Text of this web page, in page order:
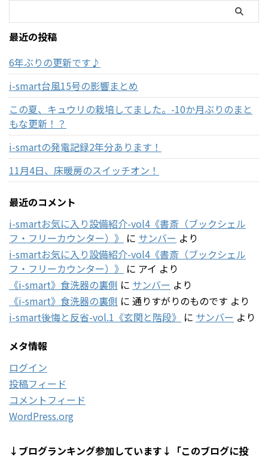
最近の投稿
6年ぶりの更新です♪
i-smart台風15号の影響まとめ
この夏、キュウリの栽培してました。-10か月ぶりのまと
もな更新！？
i-smartの発電記録2年分あります！
11月4日、床暖房のスイッチオン！
最近のコメント
i-smartお気に入り設備紹介-vol4《書斎（ブックシェル
フ・フリーカウンター）》 に サンバー より
i-smartお気に入り設備紹介-vol4《書斎（ブックシェル
フ・フリーカウンター）》 に アイ より
《i-smart》食洗器の裏側 に サンバー より
《i-smart》食洗器の裏側 に 通りすがりのものです より
i-smart後悔と反省-vol.1《玄関と階段》 に サンバー より
メタ情報
ログイン
投稿フィード
コメントフィード
WordPress.org
↓ブログランキング参加しています↓「このブログに投